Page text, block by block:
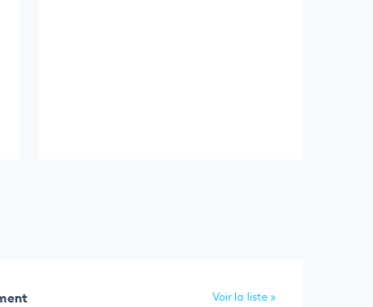
Voir la liste »